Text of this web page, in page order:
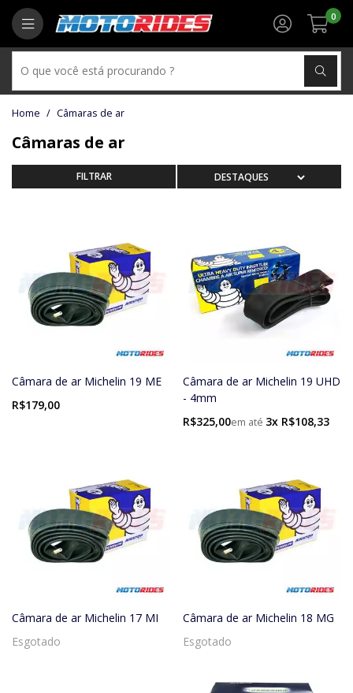
0
Câmaras de ar
Câmaras de ar
Câmara de ar Michelin 19 ME
R$179,00
Câmara de ar Michelin 19 UHD
- 4mm
R$325,00
3x R$108,33
Câmara de ar Michelin 17 MI
Esgotado
Câmara de ar Michelin 18 MG
Esgotado